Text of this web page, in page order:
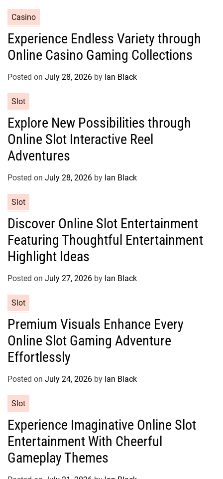
s
a
e
o
e
s
Casino
Experience Endless Variety through
Online Casino Gaming Collections
Posted on July 28, 2026 by Ian Black
a
e
g
o
r
s
Slot
Explore New Possibilities through
Online Slot Interactive Reel
Adventures
Posted on July 28, 2026 by Ian Black
a
e
g
o
r
s
Slot
Discover Online Slot Entertainment
Featuring Thoughtful Entertainment
Highlight Ideas
Posted on July 27, 2026 by Ian Black
a
e
g
o
r
s
Slot
Premium Visuals Enhance Every
Online Slot Gaming Adventure
Effortlessly
Posted on July 24, 2026 by Ian Black
a
e
g
o
r
Slot
Experience Imaginative Online Slot
Entertainment With Cheerful
Gameplay Themes